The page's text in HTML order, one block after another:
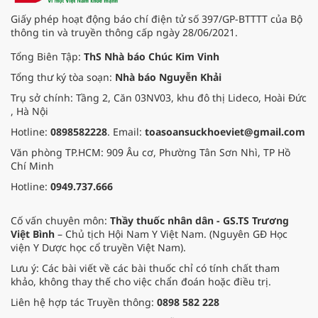
Giấy phép hoạt động báo chí điện tử số 397/GP-BTTTT của Bộ
thông tin và truyền thông cấp ngày 28/06/2021.
Tổng Biên Tập: ThS Nhà báo Chúc Kim Vinh
Tổng thư ký tòa soạn: Nhà báo Nguyễn Khải
Trụ sở chính: Tầng 2, Căn 03NV03, khu đô thị Lideco, Hoài Đức
, Hà Nội
Hotline: 0898582228. Email: toasoansuckhoeviet@gmail.com
Văn phòng TP.HCM: 909 Âu cơ, Phường Tân Sơn Nhì, TP Hồ
Chí Minh
Hotline: 0949.737.666
Cố vấn chuyên môn: Thầy thuốc nhân dân - GS.TS Trương
Việt Bình – Chủ tịch Hội Nam Y Việt Nam. (Nguyên GĐ Học
viện Y Dược học cổ truyền Việt Nam).
Lưu ý: Các bài viết về các bài thuốc chỉ có tính chất tham
khảo, không thay thế cho việc chẩn đoán hoặc điều trị.
Liên hệ hợp tác Truyền thông: 0898 582 228